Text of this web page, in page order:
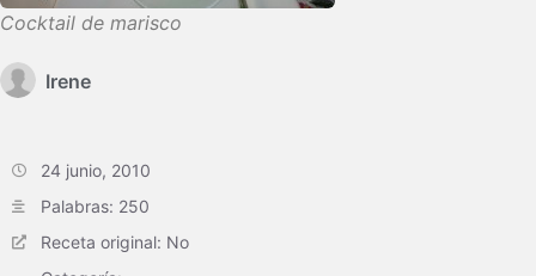
Cocktail de marisco
Irene
24 junio, 2010
Palabras: 250
Receta original: No